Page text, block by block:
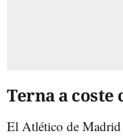
Terna a coste
El Atlético de Madrid